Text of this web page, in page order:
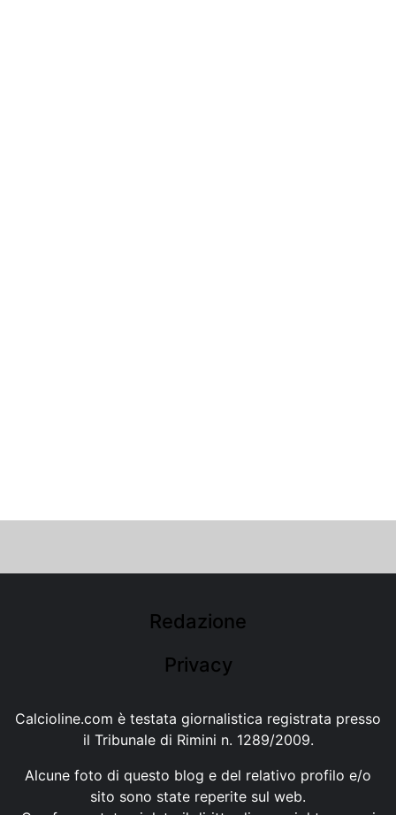
Redazione
Privacy
Calcioline.com è testata giornalistica registrata presso
il Tribunale di Rimini n. 1289/2009.
Alcune foto di questo blog e del relativo profilo e/o
sito sono state reperite sul web.